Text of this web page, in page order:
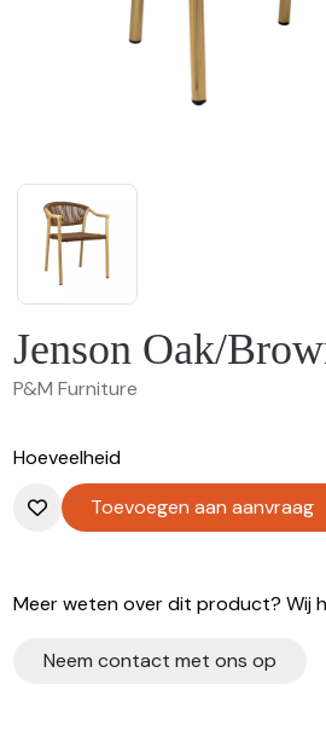
Jenson Oak/
P&M Furniture
Hoeveelheid
Toevoegen aan aanvraag
Meer weten over dit product? Wij
Neem contact met ons op